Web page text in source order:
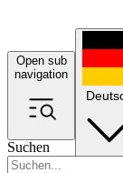
Open sub
navigation
Suchen